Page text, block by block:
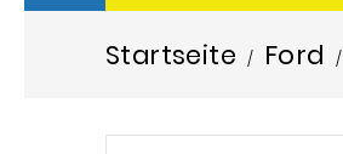
Startseite Ford